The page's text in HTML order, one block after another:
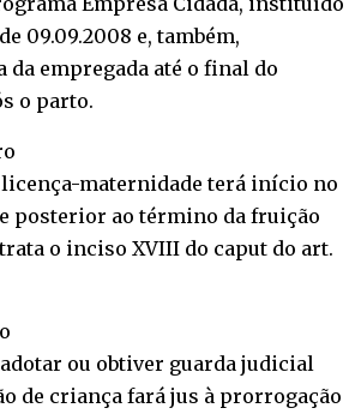
09.09.2008 e, também,
empregada até o final do
o parto.
maternidade terá início no
posterior ao término da fruição
o inciso XVIII do caput do art.
ou obtiver guarda judicial
de criança fará jus à prorrogação